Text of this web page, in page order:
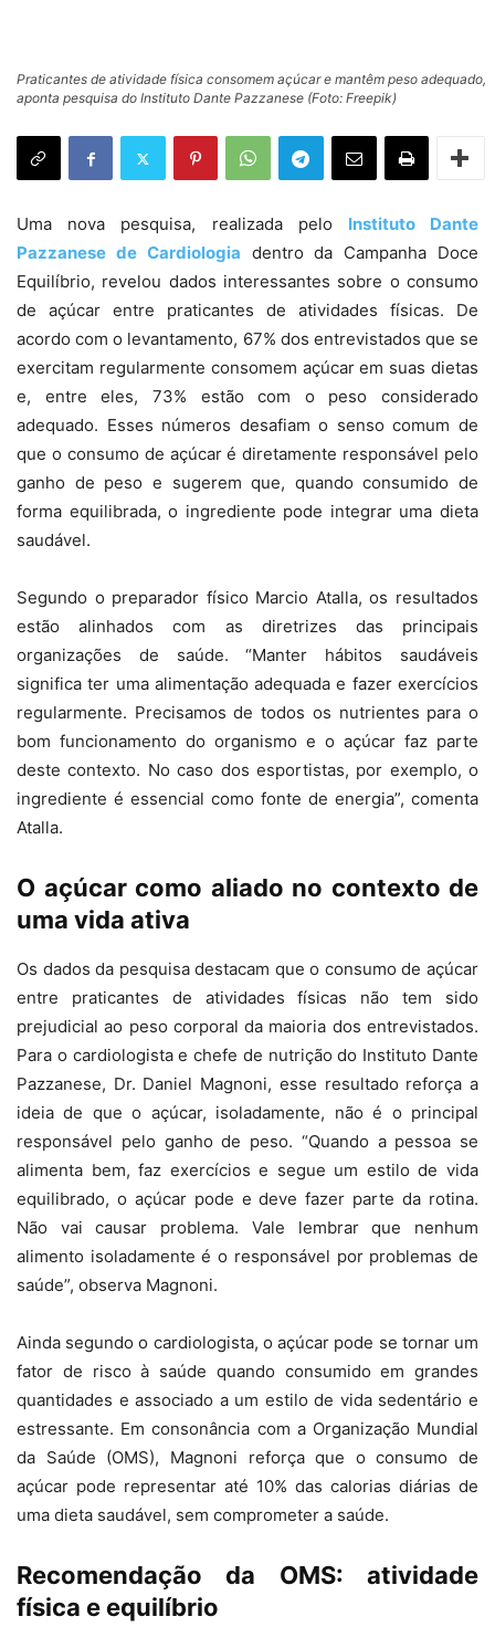
Praticantes de atividade física consomem açúcar e mantêm peso adequado,
aponta pesquisa do Instituto Dante Pazzanese (Foto: Freepik)
Uma nova pesquisa, realizada pelo Instituto Dante
Pazzanese de Cardiologia dentro da Campanha Doce
Equilíbrio, revelou dados interessantes sobre o consumo
de açúcar entre praticantes de atividades físicas. De
acordo com o levantamento, 67% dos entrevistados que se
exercitam regularmente consomem açúcar em suas dietas
e, entre eles, 73% estão com o peso considerado
adequado. Esses números desafiam o senso comum de
que o consumo de açúcar é diretamente responsável pelo
ganho de peso e sugerem que, quando consumido de
forma equilibrada, o ingrediente pode integrar uma dieta
saudável.
Segundo o preparador físico Marcio Atalla, os resultados
estão alinhados com as diretrizes das principais
organizações de saúde. “Manter hábitos saudáveis
significa ter uma alimentação adequada e fazer exercícios
regularmente. Precisamos de todos os nutrientes para o
bom funcionamento do organismo e o açúcar faz parte
deste contexto. No caso dos esportistas, por exemplo, o
ingrediente é essencial como fonte de energia”, comenta
Atalla.
O açúcar como aliado no contexto de
uma vida ativa
Os dados da pesquisa destacam que o consumo de açúcar
entre praticantes de atividades físicas não tem sido
prejudicial ao peso corporal da maioria dos entrevistados.
Para o cardiologista e chefe de nutrição do Instituto Dante
Pazzanese, Dr. Daniel Magnoni, esse resultado reforça a
ideia de que o açúcar, isoladamente, não é o principal
responsável pelo ganho de peso. “Quando a pessoa se
alimenta bem, faz exercícios e segue um estilo de vida
equilibrado, o açúcar pode e deve fazer parte da rotina.
Não vai causar problema. Vale lembrar que nenhum
alimento isoladamente é o responsável por problemas de
saúde”, observa Magnoni.
Ainda segundo o cardiologista, o açúcar pode se tornar um
fator de risco à saúde quando consumido em grandes
quantidades e associado a um estilo de vida sedentário e
estressante. Em consonância com a Organização Mundial
da Saúde (OMS), Magnoni reforça que o consumo de
açúcar pode representar até 10% das calorias diárias de
uma dieta saudável, sem comprometer a saúde.
Recomendação da OMS: atividade
física e equilíbrio